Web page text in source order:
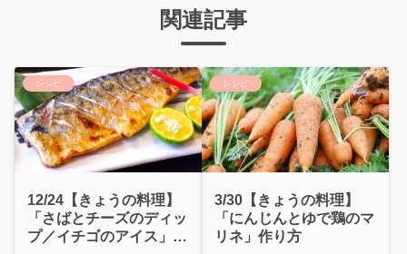
関連記事
レシピ
12/24【きょうの料理】
「さばとチーズのディッ
プ／イチゴのアイス」作
レシピ
3/30【きょうの料理】
「にんじんとゆで鶏のマ
リネ」作り方